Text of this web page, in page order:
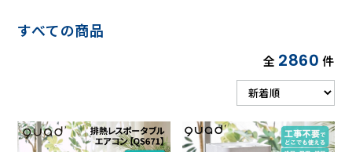
すべての商品
全 2860 件